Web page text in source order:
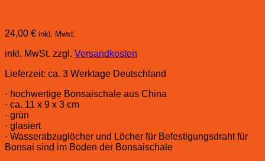
24,00 € inkl. Mwst.
inkl. MwSt. zzgl. Versandkosten
Lieferzeit: ca. 3 Werktage Deutschland
· hochwertige Bonsaischale aus China
· ca. 11 x 9 x 3 cm
· grün
· glasiert
· Wasserabzuglöcher und Löcher für Befestigungsdraht für
Bonsai sind im Boden der Bonsaischale